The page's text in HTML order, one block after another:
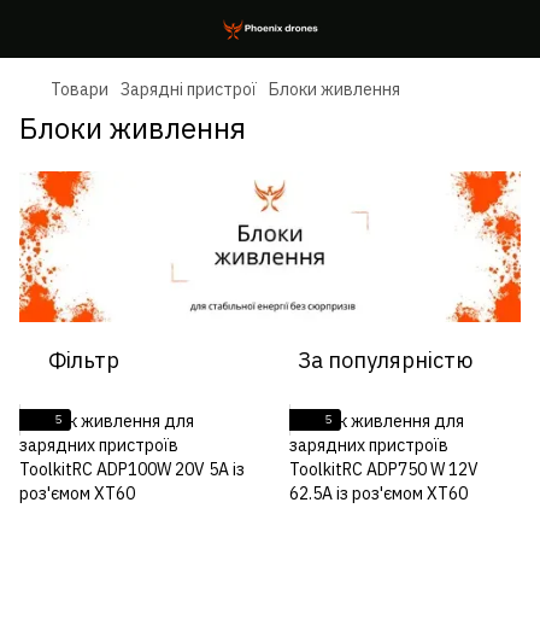
Товари Зарядні пристрої Блоки живлення
Блоки живлення
Фільтр За популярністю
5 5